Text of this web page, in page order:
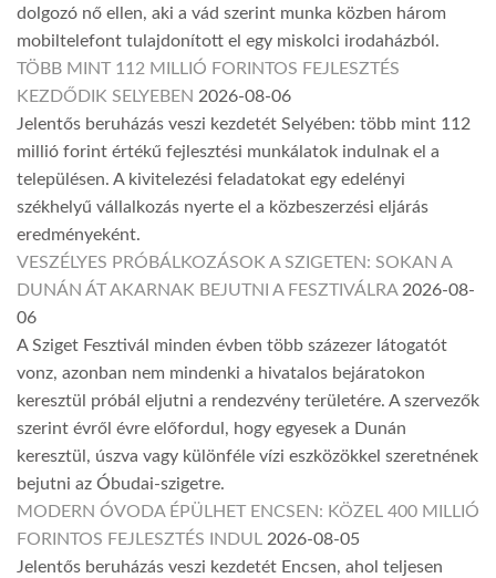
dolgozó nő ellen, aki a vád szerint munka közben három
mobiltelefont tulajdonított el egy miskolci irodaházból.
TÖBB MINT 112 MILLIÓ FORINTOS FEJLESZTÉS
KEZDŐDIK SELYEBEN 2026-08-06
Jelentős beruházás veszi kezdetét Selyében: több mint 112
millió forint értékű fejlesztési munkálatok indulnak el a
településen. A kivitelezési feladatokat egy edelényi
székhelyű vállalkozás nyerte el a közbeszerzési eljárás
eredményeként.
VESZÉLYES PRÓBÁLKOZÁSOK A SZIGETEN: SOKAN A
DUNÁN ÁT AKARNAK BEJUTNI A FESZTIVÁLRA 2026-08-
06
A Sziget Fesztivál minden évben több százezer látogatót
vonz, azonban nem mindenki a hivatalos bejáratokon
keresztül próbál eljutni a rendezvény területére. A szervezők
szerint évről évre előfordul, hogy egyesek a Dunán
keresztül, úszva vagy különféle vízi eszközökkel szeretnének
bejutni az Óbudai-szigetre.
MODERN ÓVODA ÉPÜLHET ENCSEN: KÖZEL 400 MILLIÓ
FORINTOS FEJLESZTÉS INDUL 2026-08-05
Jelentős beruházás veszi kezdetét Encsen, ahol teljesen